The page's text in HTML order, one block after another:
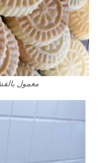
معمول